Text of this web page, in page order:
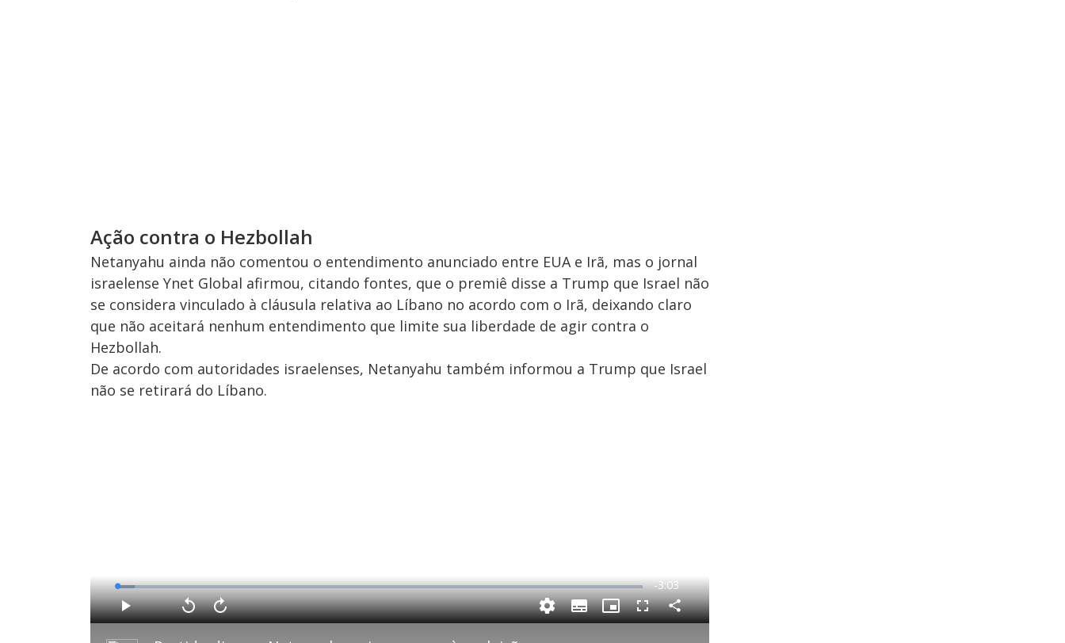
Ação contra o Hezbollah
Netanyahu ainda não comentou o entendimento anunciado entre EUA e Irã, mas o jornal
israelense Ynet Global afirmou, citando fontes, que o premiê disse a Trump que Israel não
se considera vinculado à cláusula relativa ao Líbano no acordo com o Irã, deixando claro
que não aceitará nenhum entendimento que limite sua liberdade de agir contra o
Hezbollah.
De acordo com autoridades israelenses, Netanyahu também informou a Trump que Israel
não se retirará do Líbano.
P
l
V
o
A
v
L
o
a
d
e
R
e
m
-3:03
S
u
P
i
F
u
C
o